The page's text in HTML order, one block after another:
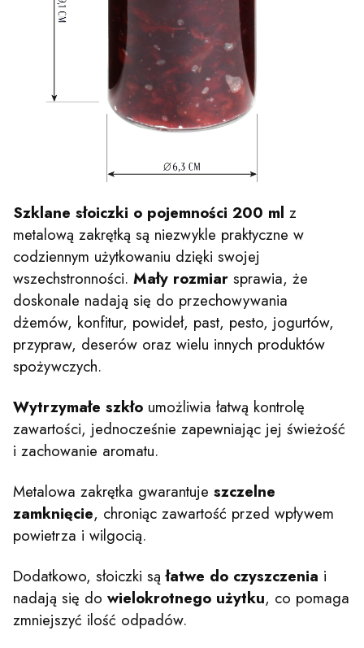
Szklane słoiczki o pojemności 200 ml z
metalową zakrętką są niezwykle praktyczne w
codziennym użytkowaniu dzięki swojej
wszechstronności. Mały rozmiar sprawia, że
doskonale nadają się do przechowywania
dżemów, konfitur, powideł, past, pesto, jogurtów,
przypraw, deserów oraz wielu innych produktów
spożywczych.
Wytrzymałe szkło umożliwia łatwą kontrolę
zawartości, jednocześnie zapewniając jej świeżość
i zachowanie aromatu.
Metalowa zakrętka gwarantuje szczelne
zamknięcie, chroniąc zawartość przed wpływem
powietrza i wilgocią.
Dodatkowo, słoiczki sąłatwe do czyszczenia i
nadają się do wielokrotnego użytku, co pomaga
zmniejszyć ilość odpadów.